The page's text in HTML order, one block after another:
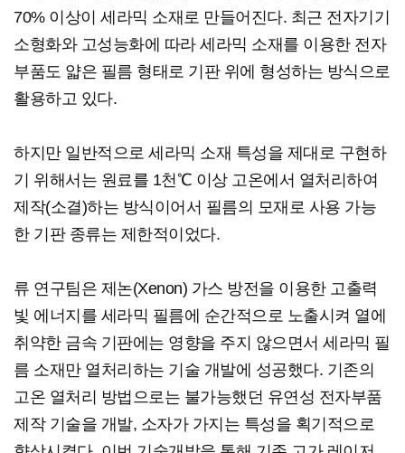
70% 이상이 세라믹 소재로 만들어진다. 최근 전자기기
소형화와 고성능화에 따라 세라믹 소재를 이용한 전자
부품도 얇은 필름 형태로 기판 위에 형성하는 방식으로
활용하고 있다.
하지만 일반적으로 세라믹 소재 특성을 제대로 구현하
기 위해서는 원료를 1천℃ 이상 고온에서 열처리하여
제작(소결)하는 방식이어서 필름의 모재로 사용 가능
한 기판 종류는 제한적이었다.
류 연구팀은 제논(Xenon) 가스 방전을 이용한 고출력
빛 에너지를 세라믹 필름에 순간적으로 노출시켜 열에
취약한 금속 기판에는 영향을 주지 않으면서 세라믹 필
름 소재만 열처리하는 기술 개발에 성공했다. 기존의
고온 열처리 방법으로는 불가능했던 유연성 전자부품
제작 기술을 개발, 소자가 가지는 특성을 획기적으로